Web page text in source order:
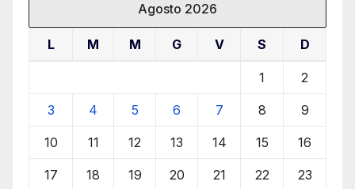
Agosto 2026
L M M G V S D
1 2
3 4 5 6 7 8 9
10 11 12 13 14 15 16
17 18 19 20 21 22 23